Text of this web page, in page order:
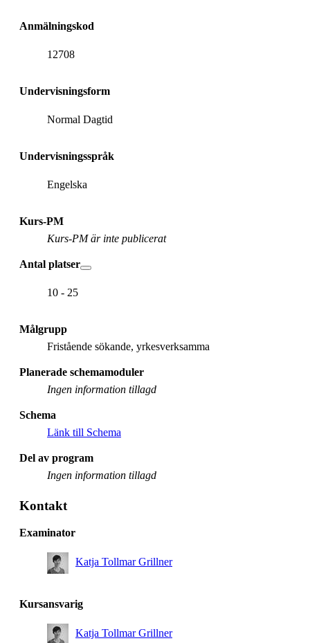
Anmälningskod
12708
Undervisningsform
Normal Dagtid
Undervisningsspråk
Engelska
Kurs-PM
Kurs-PM är inte publicerat
Antal platser
10 - 25
Målgrupp
Fristående sökande, yrkesverksamma
Planerade schemamoduler
Ingen information tillagd
Schema
Länk till Schema
Del av program
Ingen information tillagd
Kontakt
Examinator
Katja Tollmar Grillner
Kursansvarig
Katja Tollmar Grillner